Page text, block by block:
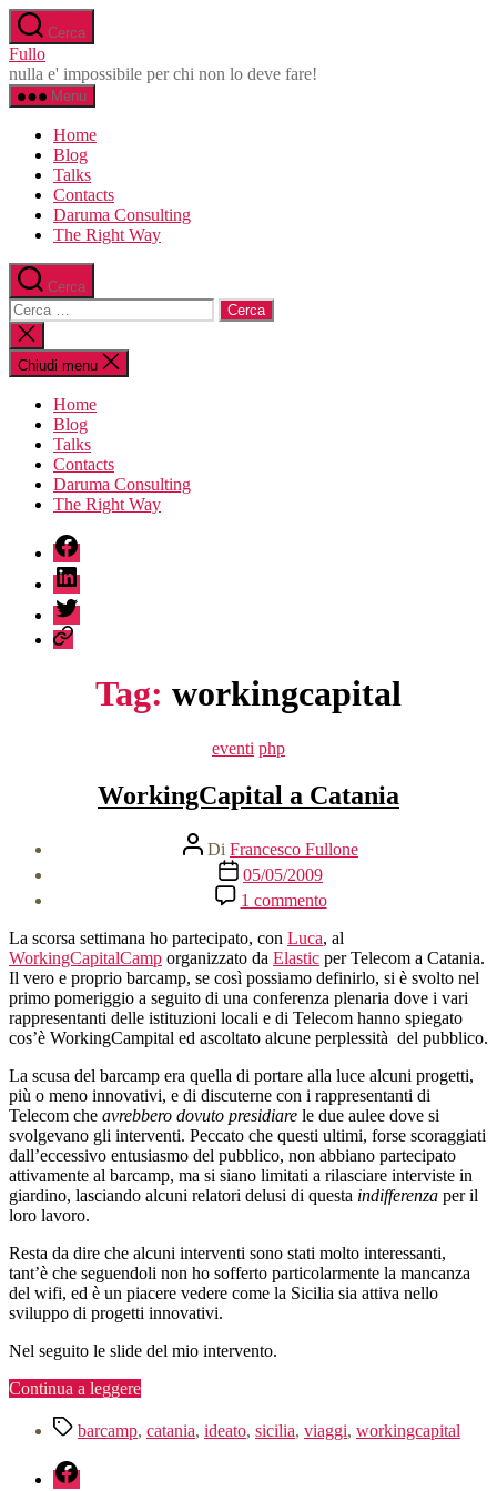
Salta
al
contenuto
Cerca
Fullo
nulla e' impossibile per chi non lo deve fare!
Menu
Home
Blog
Talks
Contacts
Daruma Consulting
The Right Way
Cerca
Cerca:
Chiudi
la
ricerca
Chiudi menu
Home
Blog
Talks
Contacts
Daruma Consulting
The Right Way
fb
linkedin
twitter
sessionize
Tag: workingcapital
Categorie
eventi php
WorkingCapital a Catania
Autore
articolo
Di Francesco Fullone
Data
dell'articolo
05/05/2009
1 commentosu
WorkingCapital
a
Catania
La scorsa settimana ho partecipato, con Luca, al
WorkingCapitalCamp organizzato da Elastic per Telecom a Catania.
Il vero e proprio barcamp, se così possiamo definirlo, si è svolto nel
primo pomeriggio a seguito di una conferenza plenaria dove i vari
rappresentanti delle istituzioni locali e di Telecom hanno spiegato
cos’è WorkingCampital ed ascoltato alcune perplessità del pubblico.
La scusa del barcamp era quella di portare alla luce alcuni progetti,
più o meno innovativi, e di discuterne con i rappresentanti di
Telecom che avrebbero dovuto presidiare le due aulee dove si
svolgevano gli interventi. Peccato che questi ultimi, forse scoraggiati
dall’eccessivo entusiasmo del pubblico, non abbiano partecipato
attivamente al barcamp, ma si siano limitati a rilasciare interviste in
giardino, lasciando alcuni relatori delusi di questa indifferenza per il
loro lavoro.
Resta da dire che alcuni interventi sono stati molto interessanti,
tant’è che seguendoli non ho sofferto particolarmente la mancanza
del wifi, ed è un piacere vedere come la Sicilia sia attiva nello
sviluppo di progetti innovativi.
Nel seguito le slide del mio intervento.
Continua a leggere“WorkingCapital
Catania”
Tagbarcamp, catania, ideato, sicilia, viaggi, workingcapital
fb